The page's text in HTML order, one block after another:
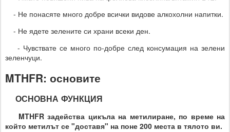
- Не понасяте много добре всички видове алкохолни напитки.
- Не ядете зелените си храни всеки ден.
- Чувствате се много по-добре след консумация на зелени
зеленчуци.
MTHFR: основите
ОСНОВНА ФУНКЦИЯ
MTHFR задейства цикъла на метилиране, по време на
който метилът се "доставя" на поне 200 места в тялото ви.